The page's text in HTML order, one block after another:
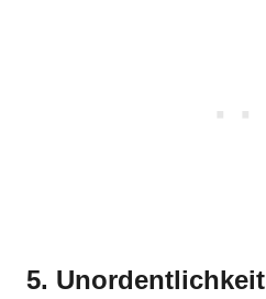
5. Unordentlichkeit